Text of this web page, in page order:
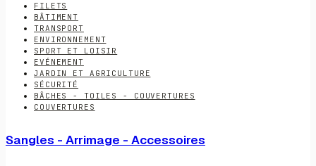
FILETS
BÂTIMENT
TRANSPORT
ENVIRONNEMENT
SPORT ET LOISIR
EVÉNEMENT
JARDIN ET AGRICULTURE
SÉCURITÉ
BÂCHES - TOILES - COUVERTURES
COUVERTURES
Sangles - Arrimage - Accessoires